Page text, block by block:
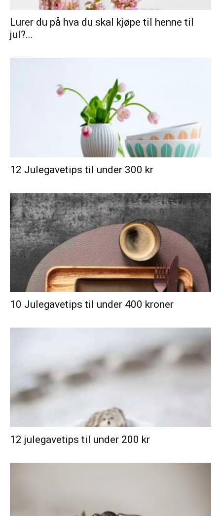
Lurer du på hva du skal kjøpe til henne til
jul?...
12 Julegavetips til under 300 kr
10 Julegavetips til under 400 kroner
12 julegavetips til under 200 kr